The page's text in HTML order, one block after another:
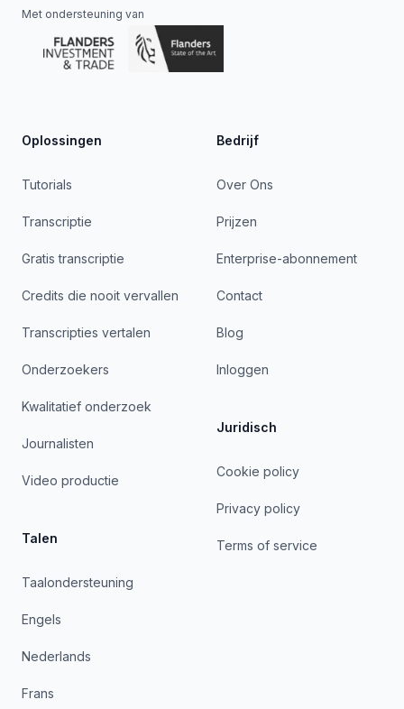
Met ondersteuning van
Oplossingen
Tutorials
Transcriptie
Gratis transcriptie
Credits die nooit vervallen
Transcripties vertalen
Onderzoekers
Kwalitatief onderzoek
Journalisten
Video productie
Talen
Taalondersteuning
Engels
Nederlands
Frans
Bedrijf
Over Ons
Prijzen
Enterprise-abonnement
Contact
Blog
Inloggen
Juridisch
Cookie policy
Privacy policy
Terms of service